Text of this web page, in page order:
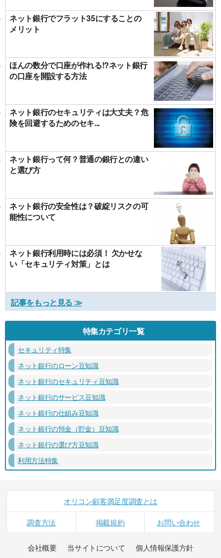
ネット銀行でフラット35にすることの
メリット
ほんの数分で口座が作れる!?ネット銀行
の口座を開設する方法
ネット銀行のセキュリティは大丈夫？危
険を回避するためのセキ...
ネット銀行って何？普通の銀行との違い
と選び方
ネット銀行の安全性は？破綻リスクの可
能性について
ネット銀行利用時には必須！ 欠かせな
い「セキュリティ対策」とは
記事をもっと見る ≫
特集カテゴリ一覧
セキュリティ特集
ネット銀行のローン豆知識
ネット銀行のセキュリティ豆知識
ネット銀行のサービス豆知識
ネット銀行の仕組み豆知識
ネット銀行の預金（貯金）豆知識
ネット銀行の選び方豆知識
利用方法特集
オリコン顧客満足度調査とは
調査方法 掲載規約 お問い合わせ
会社概要 当サイトについて
個人情報保護方針